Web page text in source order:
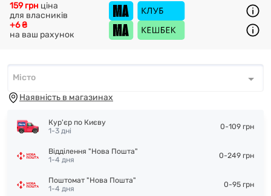
+6 ₴
на ваш рахунок
159 грн ціна
для власників
Місто*
Місто
Наявність в магазинах
Кур'єр по Києву
1-3 дні
0-109 грн
Відділення "Нова Пошта"
1-4 дня
0-249 грн
Поштомат "Нова Пошта"
1-4 дня
0-95 грн